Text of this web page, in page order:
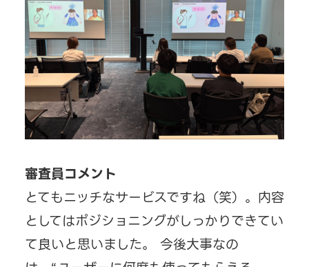
審査員コメント
とてもニッチなサービスですね（笑）。内容
としてはポジショニングがしっかりできてい
て良いと思いました。 今後大事なの